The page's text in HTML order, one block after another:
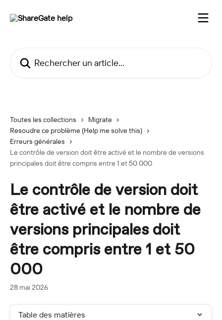
Toutes les collections
Migrate
Resoudre ce problème (Help me solve this)
Erreurs générales
Le contrôle de version doit être activé et le nombre de versions
principales doit être compris entre 1 et 50 000
Le contrôle de version doit
être activé et le nombre de
versions principales doit
être compris entre 1 et 50
000
28 mai 2026
Table des matières